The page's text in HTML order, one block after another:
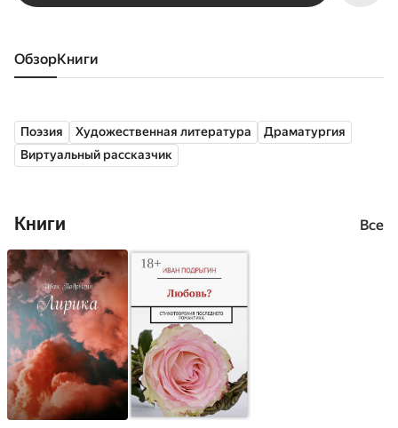
Обзор книги
Поэзия Художественная литература
Драматургия
Виртуальный рассказчик
Книги Все